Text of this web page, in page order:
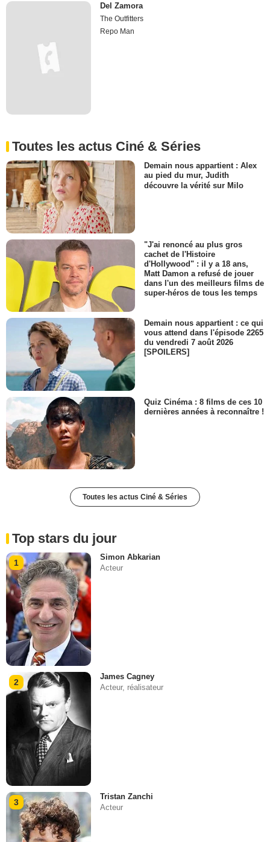
Del Zamora
The Outfitters
Repo Man
Toutes les actus Ciné & Séries
Demain nous appartient : Alex
au pied du mur, Judith
découvre la vérité sur Milo
"J'ai renoncé au plus gros
cachet de l'Histoire
d'Hollywood" : il y a 18 ans,
Matt Damon a refusé de jouer
dans l'un des meilleurs films de
super-héros de tous les temps
Demain nous appartient : ce qui
vous attend dans l'épisode 2265
du vendredi 7 août 2026
[SPOILERS]
Quiz Cinéma : 8 films de ces 10
dernières années à reconnaître !
Toutes les actus Ciné & Séries
Top stars du jour
1
Simon Abkarian
Acteur
2
James Cagney
Acteur, réalisateur
3
Tristan Zanchi
Acteur